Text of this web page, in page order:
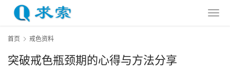
首页 戒色资料
突破戒色瓶颈期的心得与方法分享